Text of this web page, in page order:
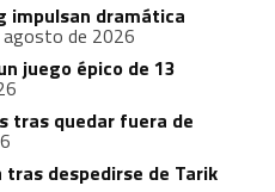
impulsan dramática
agosto de 2026
juego épico de 13
tras quedar fuera de
despedirse de Tarik